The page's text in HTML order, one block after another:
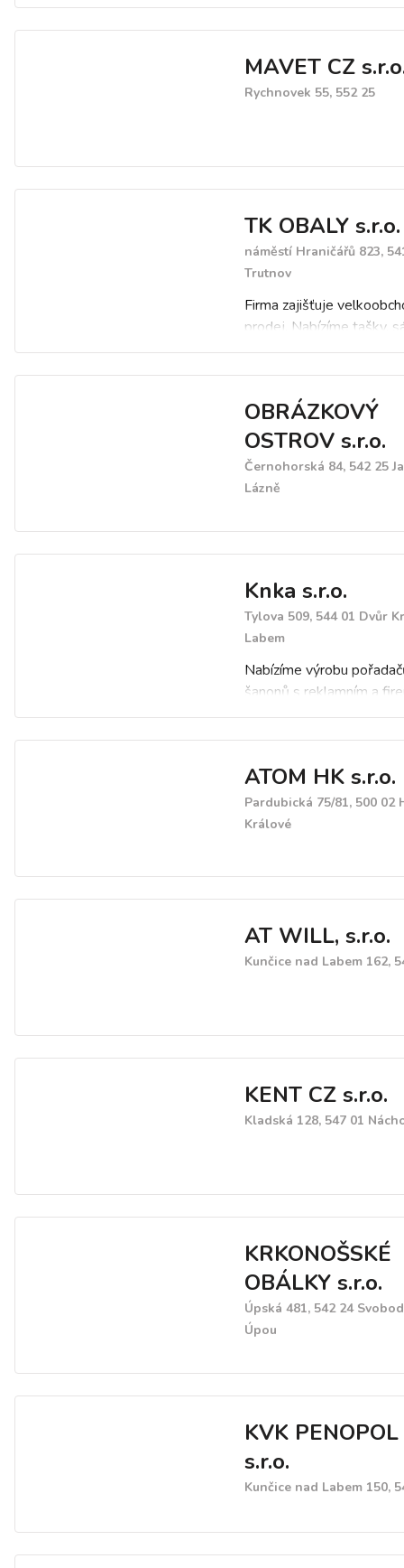
MAVET CZ
Rychnovek 55, 552 25
TK OBALY s.r.o.
náměstí Hraničářů 823,
Trutnov
Firma zajišťuje
prodej. Nabízíme tašky,
přířezy a hadice z LD-
PP, lepicí pásky,
doplňky pro restaurace.
nabízíme ovinovací balicí
etiketovací kleště, lepící
OBRÁZKOVÝ
OSTROV s.r.o.
Černohorská 84, 542 25
Lázně
Knka s.r.o.
Tylova 509, 544 01 Dvůr
Labem
Nabízíme výrobu
šanonů s reklamním a
tiskem. Dodáme
kroužkové a pákové,
recyklovaných materiálů.
výroba kartonáže z
hladkých lepenek.
ATOM HK s.r.o.
Pardubická 75/81, 500 02
Králové
AT WILL, s.r.o.
Kunčice nad Labem 162,
KENT CZ s.r.o.
Kladská 128, 547 01
KRKONOŠSKÉ
OBÁLKY s.r.o.
Úpská 481, 542 24
Úpou
KVK
s.r.o.
Kunčice nad Labem 150,